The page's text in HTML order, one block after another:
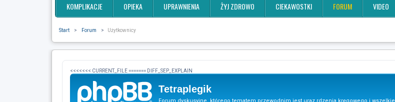
KOMPLIKACJE
OPIEKA UPRAWNIENIA ŻYJ ZDROWO CIEKAWOSTKI FORUM VIDEO
Start > Forum > Użytkownicy
<<<<<<< CURRENT_FILE ======= DIFF_SEP_EXPLAIN
Tetraplegik
Forum dyskusyjne, którego tematem przewodnim jest uraz rdzenia kręgowego i wszelkie